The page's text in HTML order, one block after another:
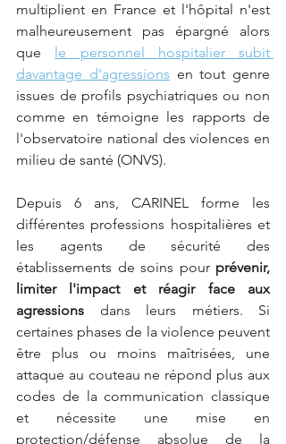
multiplient en France et l'hôpital n'est
malheureusement pas épargné alors
que
le personnel hospitalier subit
davantage d'agressions en tout genre
issues de profils psychiatriques ou non
comme en témoigne les rapports de
l'observatoire national des violences en
milieu de santé (ONVS).
Depuis 6 ans, CARINEL forme les
différentes professions hospitalières et
les agents de sécurité des
établissements de soins pour prévenir,
limiter l'impact et réagir face aux
agressions dans leurs métiers. Si
certaines phases de la violence peuvent
être plus ou moins maîtrisées, une
attaque au couteau ne répond plus aux
codes de la communication classique
et nécessite une mise en
protection/défense absolue de la